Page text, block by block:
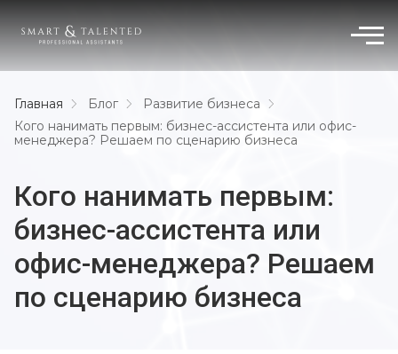
Главная Блог
Развитие бизнеса
Кого нанимать первым: бизнес-ассистента или офис-
менеджера? Решаем по сценарию бизнеса
Кого нанимать первым:
бизнес-ассистента или
офис-менеджера? Решаем
по сценарию бизнеса